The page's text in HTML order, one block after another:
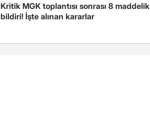
Kritik MGK toplantısı sonrası 8 maddelik
bildiri! İşte alınan kararlar